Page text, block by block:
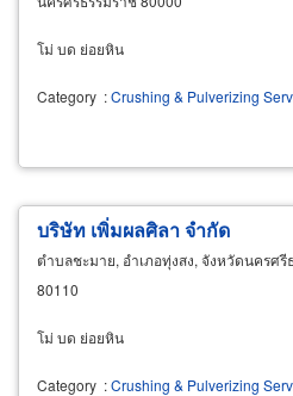
โม่ บด ย่อยหิน
Category :Crushing & Pulverizing
บริษัท เพิ่มผลศิลา จำกัด
ตำบลชะมาย, อำเภอทุ่งสง, จังหวัดนครศรี
80110
โม่ บด ย่อยหิน
Category :Crushing & Pulverizing